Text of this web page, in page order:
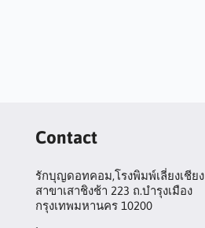
Contact
รักบุญดอทคอม,โรงพิมพ์เลี่ยงเชียง
สาขาเสาชิงช้า 223 ถ.บำรุงเมือง
กรุงเทพมหานคร 10200